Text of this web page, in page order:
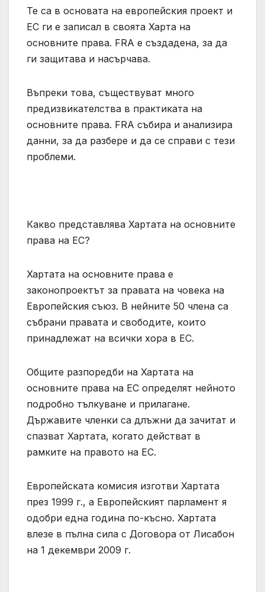
Те са в основата на европейския проект и
ЕС ги е записал в своята Харта на
основните права. FRA е създадена, за да
ги защитава и насърчава.
Въпреки това, съществуват много
предизвикателства в практиката на
основните права. FRA събира и анализира
данни, за да разбере и да се справи с тези
проблеми.
Какво представлява Хартата на основните
права на ЕС?
Хартата на основните права е
законопроектът за правата на човека на
Европейския съюз. В нейните 50 члена са
събрани правата и свободите, които
принадлежат на всички хора в ЕС.
Общите разпоредби на Хартата на
основните права на ЕС определят нейното
подробно тълкуване и прилагане.
Държавите членки са длъжни да зачитат и
спазват Хартата, когато действат в
рамките на правото на ЕС.
Европейската комисия изготви Хартата
през 1999 г., а Европейският парламент я
одобри една година по-късно. Хартата
влезе в пълна сила с Договора от Лисабон
на 1 декември 2009 г.